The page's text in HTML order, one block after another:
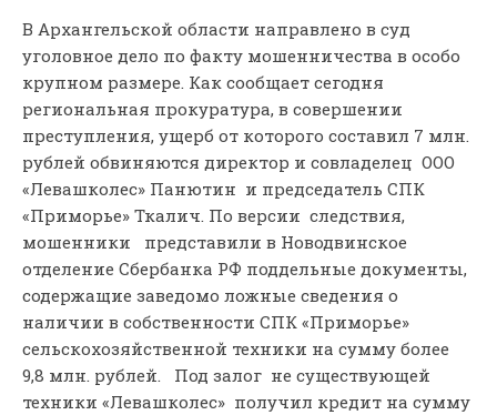
В Архангельской области направлено в суд
уголовное дело по факту мошенничества в особо
крупном размере. Как сообщает сегодня
региональная прокуратура, в совершении
преступления, ущерб от которого составил 7 млн.
рублей обвиняются директор и совладелец ООО
«Левашколес» Панютин и председатель СПК
«Приморье» Ткалич. По версии следствия,
мошенники представили в Новодвинское
отделение Сбербанка РФ поддельные документы,
содержащие заведомо ложные сведения о
наличии в собственности СПК «Приморье»
сельскохозяйственной техники на сумму более
9,8 млн. рублей. Под залог не существующей
техники «Левашколес» получил кредит на сумму